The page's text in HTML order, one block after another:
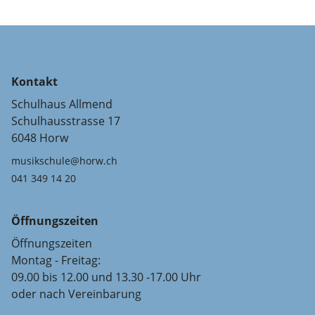
Kontakt
Schulhaus Allmend
Schulhausstrasse 17
6048 Horw
musikschule@horw.ch
041 349 14 20
Öffnungszeiten
Öffnungszeiten
Montag - Freitag:
09.00 bis 12.00 und 13.30 -17.00 Uhr
oder nach Vereinbarung